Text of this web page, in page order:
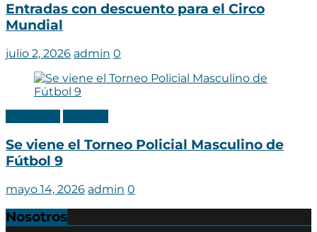
Entradas con descuento para el Circo
Mundial
julio 2, 2026 admin 0
Se viene el Torneo Policial Masculino de
Fútbol 9
mayo 14, 2026 admin 0
Nosotros